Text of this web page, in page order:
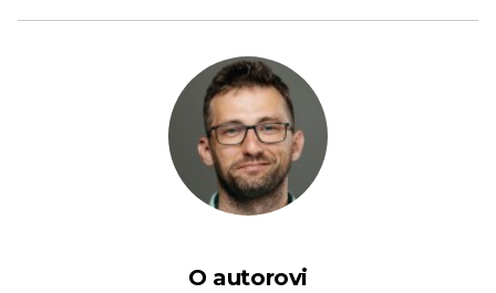
O autorovi